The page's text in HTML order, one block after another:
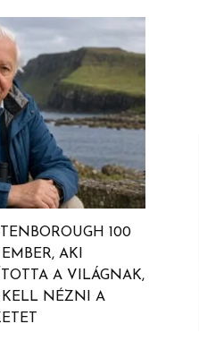
100
AKI
A VILÁGNAK,
KELL NÉZNI A